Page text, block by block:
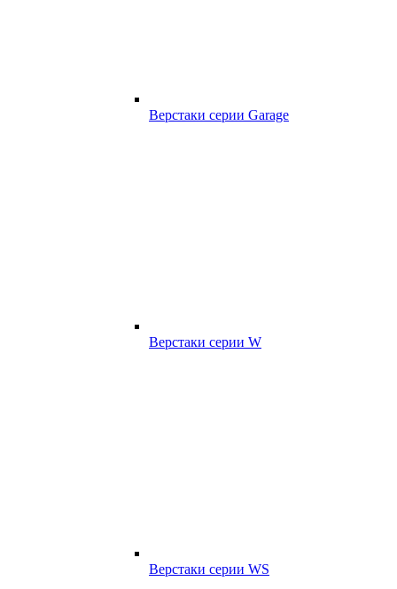
Верстаки серии Garage
Верстаки серии W
Верстаки серии WS